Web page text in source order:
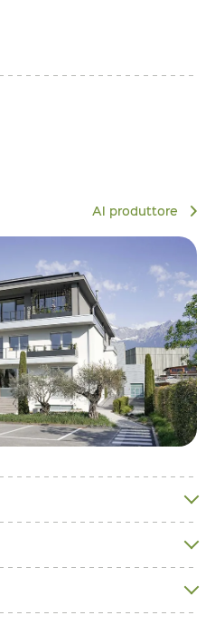
Al produttore